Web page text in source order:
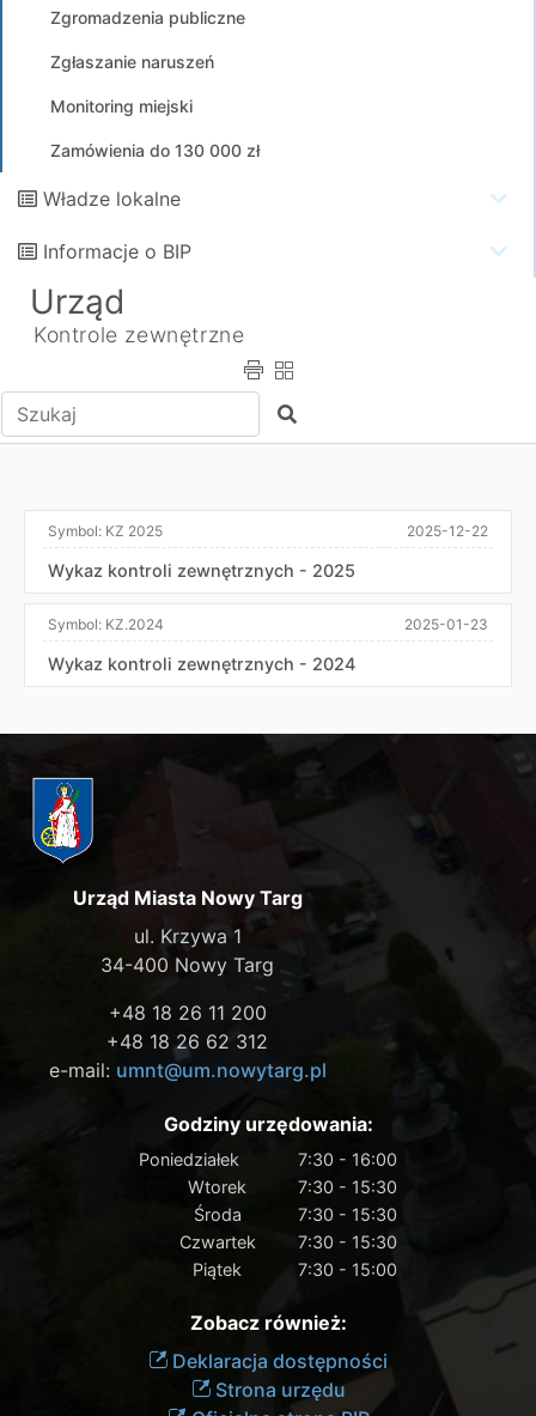
Zgromadzenia publiczne
Zgłaszanie naruszeń
Monitoring miejski
Zamówienia do 130 000 zł
Władze lokalne
Informacje o BIP
Urząd
Kontrole zewnętrzne
Wpisz tekst do wyszukania Szukaj
Symbol: KZ 2025 2025-12-22
Wykaz kontroli zewnętrznych - 2025
Symbol: KZ.2024 2025-01-23
Wykaz kontroli zewnętrznych - 2024
Urząd Miasta Nowy Targ
ul. Krzywa 1
34-400 Nowy Targ
+48 18 26 11 200
+48 18 26 62 312
e-mail: umnt@um.nowytarg.pl
Godziny urzędowania:
Poniedziałek
7:30 - 16:00
Wtorek
7:30 - 15:30
Środa
7:30 - 15:30
Czwartek
7:30 - 15:30
Piątek
7:30 - 15:00
Zobacz również:
Deklaracja dostępności
Strona urzędu